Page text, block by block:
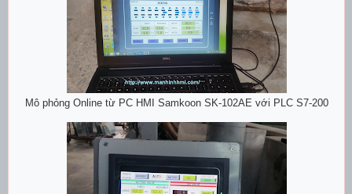
Mô phỏng Online từ PC HMI Samkoon SK-102AE với PLC S7-200